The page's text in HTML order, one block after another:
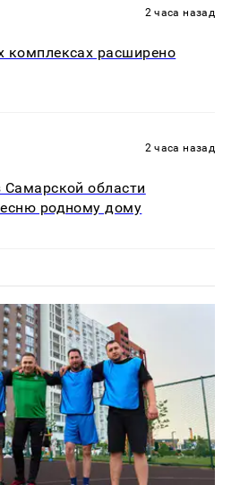
2 часа назад
комплексах расширено
2 часа назад
области
родному дому